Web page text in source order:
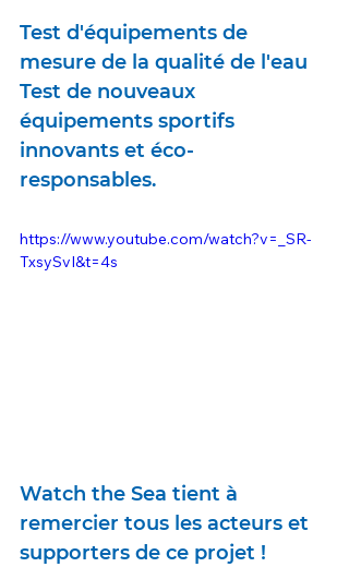
Test d'équipements de
mesure de la qualité de l'eau
Test de nouveaux
équipements sportifs
innovants et éco-
responsables.
https://www.youtube.com/watch?v=_SR-
TxsySvI&t=4s
Watch the Sea tient à
remercier tous les acteurs et
supporters de ce projet !